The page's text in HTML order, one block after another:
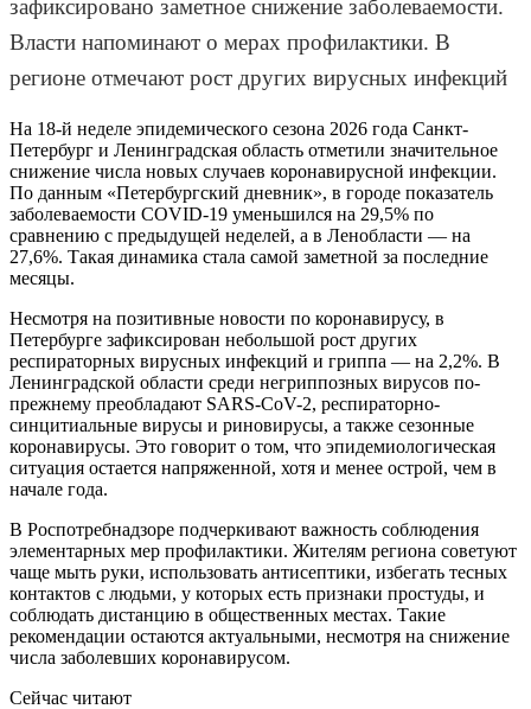
зафиксировано заметное снижение заболеваемости.
Власти напоминают о мерах профилактики. В
регионе отмечают рост других вирусных инфекций
На 18-й неделе эпидемического сезона 2026 года Санкт-
Петербург и Ленинградская область отметили значительное
снижение числа новых случаев коронавирусной инфекции.
По данным «Петербургский дневник», в городе показатель
заболеваемости COVID-19 уменьшился на 29,5% по
сравнению с предыдущей неделей, а в Ленобласти — на
27,6%. Такая динамика стала самой заметной за последние
месяцы.
Несмотря на позитивные новости по коронавирусу, в
Петербурге зафиксирован небольшой рост других
респираторных вирусных инфекций и гриппа — на 2,2%. В
Ленинградской области среди негриппозных вирусов по-
прежнему преобладают SARS-CoV-2, респираторно-
синцитиальные вирусы и риновирусы, а также сезонные
коронавирусы. Это говорит о том, что эпидемиологическая
ситуация остается напряженной, хотя и менее острой, чем в
начале года.
В Роспотребнадзоре подчеркивают важность соблюдения
элементарных мер профилактики. Жителям региона советуют
чаще мыть руки, использовать антисептики, избегать тесных
контактов с людьми, у которых есть признаки простуды, и
соблюдать дистанцию в общественных местах. Такие
рекомендации остаются актуальными, несмотря на снижение
числа заболевших коронавирусом.
Сейчас читают